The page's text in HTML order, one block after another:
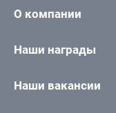
О компании
Наши награды
Наши вакансии